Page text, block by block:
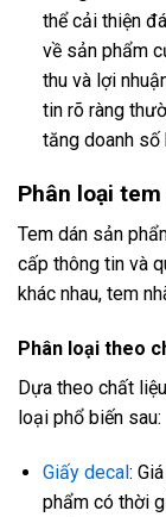
thể cải thiện
về sản phẩm
thu và lợi
tin rõ ràng
tăng doanh số
Phân loại
Tem dán sản
cấp thông tin và
khác nhau, tem
Phân loại theo
Dựa theo chất
loại phổ biến sau:
Giấy decal:
phẩm có thời